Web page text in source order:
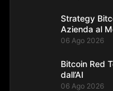
Strategy
Azienda al
06 Ago 2026
Bitcoin Red
dall’AI
06 Ago 2026